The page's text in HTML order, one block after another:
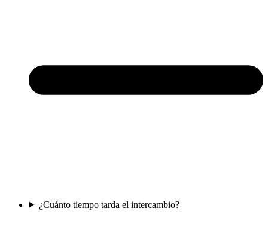
¿Cuánto tiempo tarda el intercambio?